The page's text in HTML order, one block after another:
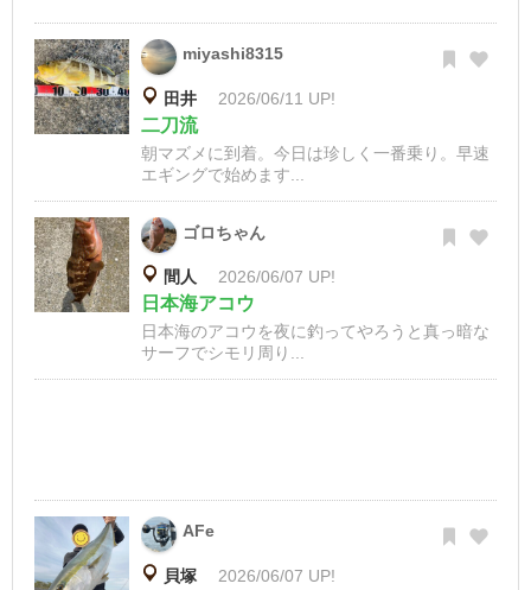
miyashi8315
田井 2026/06/11 UP!
二刀流
朝マズメに到着。今日は珍しく一番乗り。早速
エギングで始めます...
ゴロちゃん
間人 2026/06/07 UP!
日本海アコウ
日本海のアコウを夜に釣ってやろうと真っ暗な
サーフでシモリ周り...
AFe
貝塚 2026/06/07 UP!